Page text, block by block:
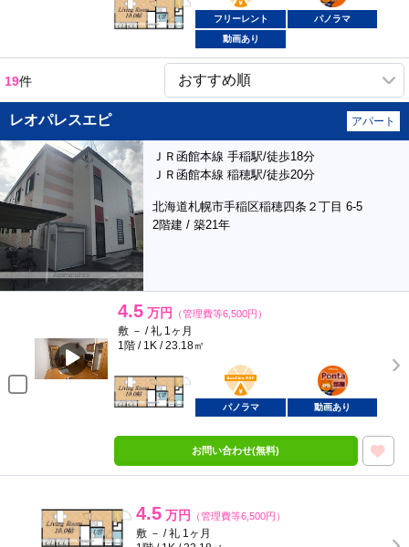
フリーレント
パノラマ
動画あり
19件
レオパレスエピ アパート
ＪＲ函館本線 手稲駅/徒歩18分
ＪＲ函館本線 稲穂駅/徒歩20分
北海道札幌市手稲区稲穂四条２丁目 6-5
2階建 / 築21年
4.5 万円 （管理費等6,500円）
敷 － / 礼 1ヶ月
1階 / 1K / 23.18㎡
BunChinPAY
ポンタ
部屋
パノラマ 動画あり
お問い合わせ(無料)
4.5 万円 （管理費等6,500円）
敷 － / 礼 1ヶ月